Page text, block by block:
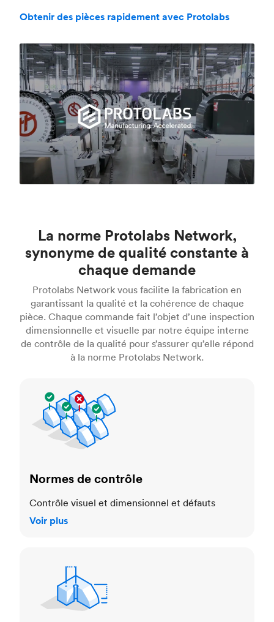
Obtenir des pièces rapidement avec Protolabs
La norme Protolabs Network,
synonyme de qualité constante à
chaque demande
Protolabs Network vous facilite la fabrication en
garantissant la qualité et la cohérence de chaque
pièce. Chaque commande fait l’objet d’une inspection
dimensionnelle et visuelle par notre équipe interne
de contrôle de la qualité pour s’assurer qu’elle répond
à la norme Protolabs Network.
Normes de contrôle
Contrôle visuel et dimensionnel et défauts
Voir plus